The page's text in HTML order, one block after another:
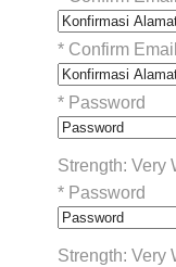
* Confirm
* Password
Strength: Very
* Password
Strength: Very